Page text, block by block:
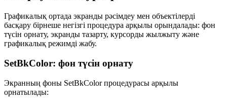
Графикалық ортада экранды рәсімдеу мен объектілерді
басқару бірнеше негізгі процедура арқылы орындалады: фон
түсін орнату, экранды тазарту, курсорды жылжыту және
графикалық режимді жабу.
SetBkColor: фон түсін орнату
Экранның фоны SetBkColorпроцедурасы арқылы
орнатылады: